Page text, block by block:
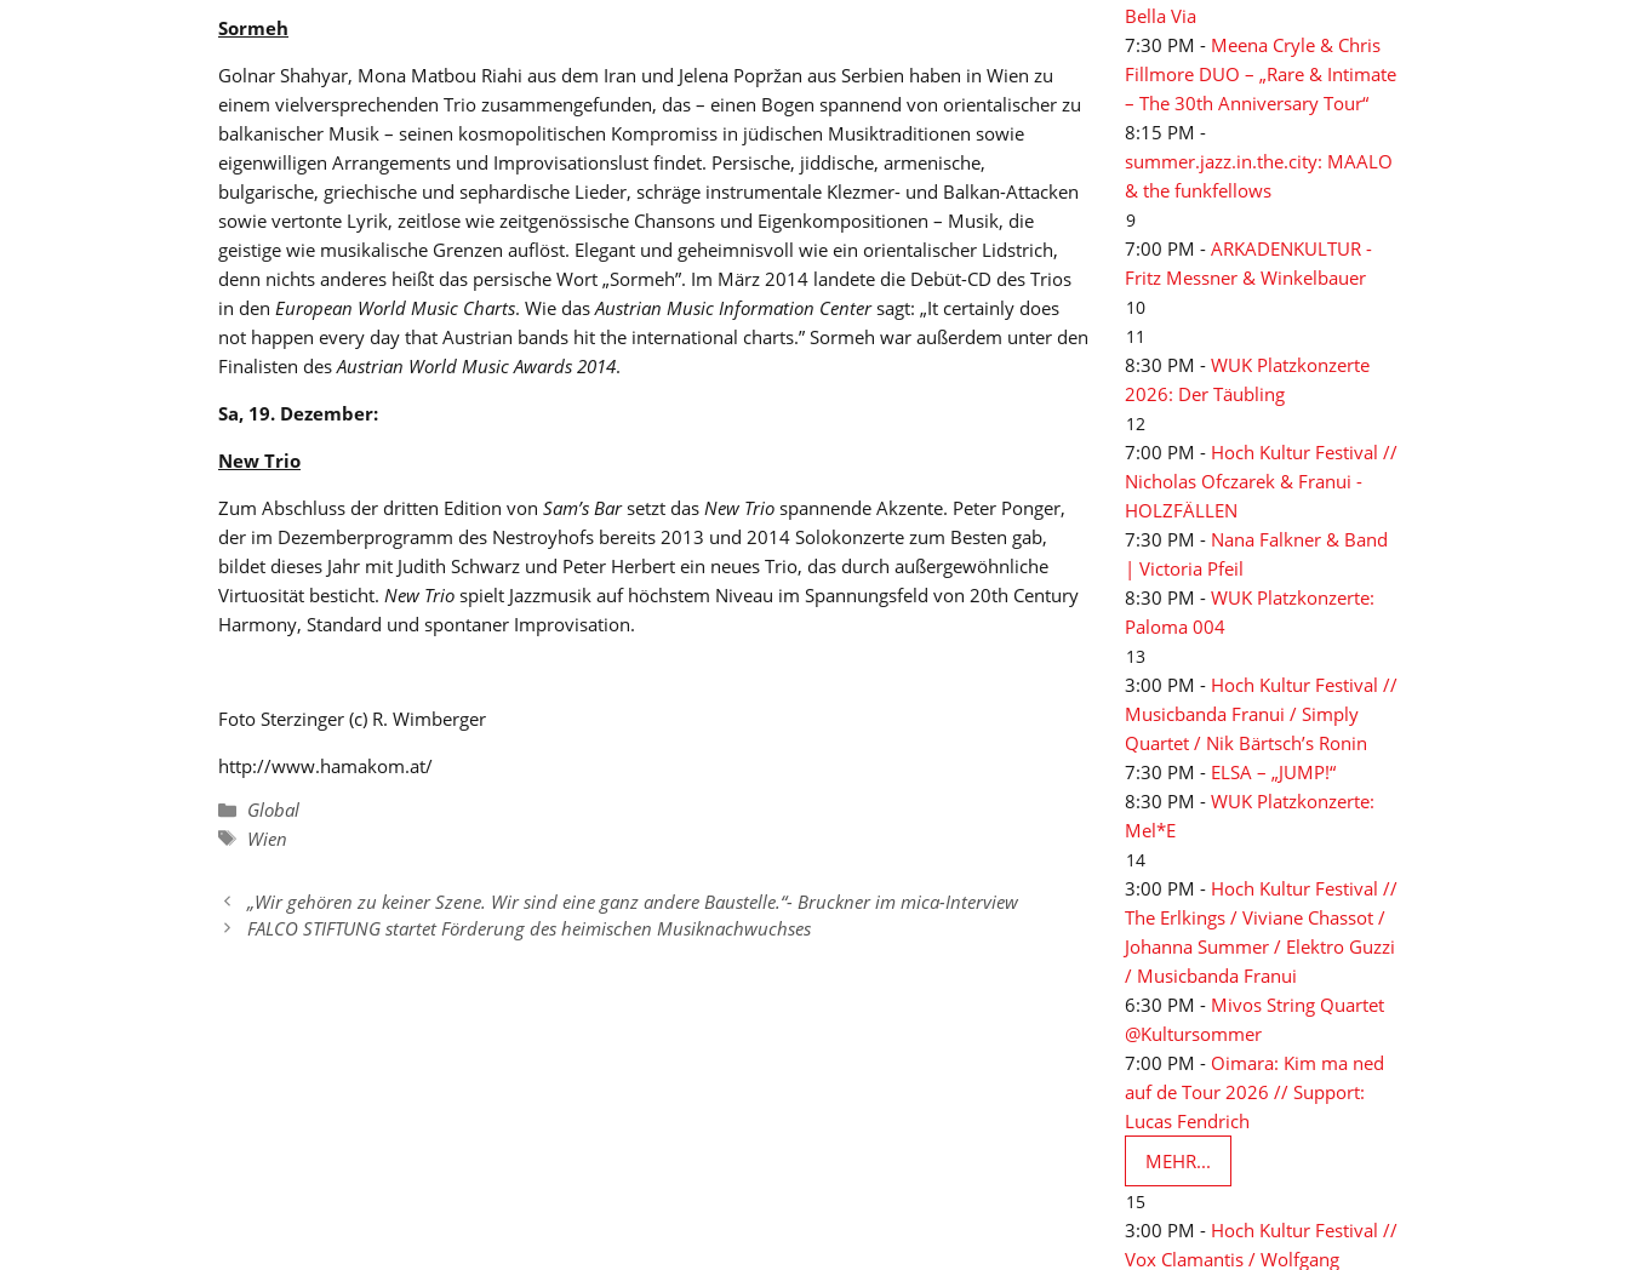
Sormeh
Golnar Shahyar, Mona Matbou Riahi aus dem Iran und Jelena Popržan aus Serbien haben in Wien zu
einem vielversprechenden Trio zusammengefunden, das – einen Bogen spannend von orientalischer zu
balkanischer Musik – seinen kosmopolitischen Kompromiss in jüdischen Musiktraditionen sowie
eigenwilligen Arrangements und Improvisationslust findet. Persische, jiddische, armenische,
bulgarische, griechische und sephardische Lieder, schräge instrumentale Klezmer- und Balkan-Attacken
sowie vertonte Lyrik, zeitlose wie zeitgenössische Chansons und Eigenkompositionen – Musik, die
geistige wie musikalische Grenzen auflöst. Elegant und geheimnisvoll wie ein orientalischer Lidstrich,
denn nichts anderes heißt das persische Wort „Sormeh”. Im März 2014 landete die Debüt-CD des Trios
in den European World Music Charts. Wie das Austrian Music Information Centersagt: „It certainly does
not happen every day that Austrian bands hit the international charts.” Sormeh war außerdem unter den
Finalisten des Austrian World Music Awards 2014.
Sa, 19. Dezember:
New Trio
Zum Abschluss der dritten Edition von Sam’s Barsetzt das New Trio spannende Akzente. Peter Ponger,
der im Dezemberprogramm des Nestroyhofs bereits 2013 und 2014 Solokonzerte zum Besten gab,
bildet dieses Jahr mit Judith Schwarz und Peter Herbert ein neues Trio, das durch außergewöhnliche
Virtuosität besticht. New Trio spielt Jazzmusik auf höchstem Niveau im Spannungsfeld von 20th Century
Harmony, Standard und spontaner Improvisation.
Foto Sterzinger (c) R. Wimberger
http://www.hamakom.at/
Kategorien
Global
Schlagwörter
Wien
„Wir gehören zu keiner Szene. Wir sind eine ganz andere Baustelle.“- Bruckner im mica-Interview
FALCO STIFTUNG startet Förderung des heimischen Musiknachwuchses
Bella Via
7:30 PM - Meena Cryle & Chris
Fillmore DUO – „Rare & Intimate
– The 30th Anniversary Tour“
8:15 PM -
summer.jazz.in.the.city: MAALO
& the funkfellows
9
7:00 PM - ARKADENKULTUR -
Fritz Messner & Winkelbauer
10
11
8:30 PM - WUK Platzkonzerte
2026: Der Täubling
12
7:00 PM - Hoch Kultur Festival //
Nicholas Ofczarek & Franui -
HOLZFÄLLEN
7:30 PM - Nana Falkner & Band
| Victoria Pfeil
8:30 PM - WUK Platzkonzerte:
Paloma 004
13
3:00 PM - Hoch Kultur Festival //
Musicbanda Franui / Simply
Quartet / Nik Bärtsch’s Ronin
7:30 PM - ELSA – „JUMP!“
8:30 PM - WUK Platzkonzerte:
Mel*E
14
3:00 PM - Hoch Kultur Festival //
The Erlkings / Viviane Chassot /
Johanna Summer / Elektro Guzzi
/ Musicbanda Franui
6:30 PM - Mivos String Quartet
@Kultursommer
7:00 PM - Oimara: Kim ma ned
auf de Tour 2026 // Support:
Lucas Fendrich
MEHR...
15
3:00 PM - Hoch Kultur Festival //
Vox Clamantis / Wolfgang